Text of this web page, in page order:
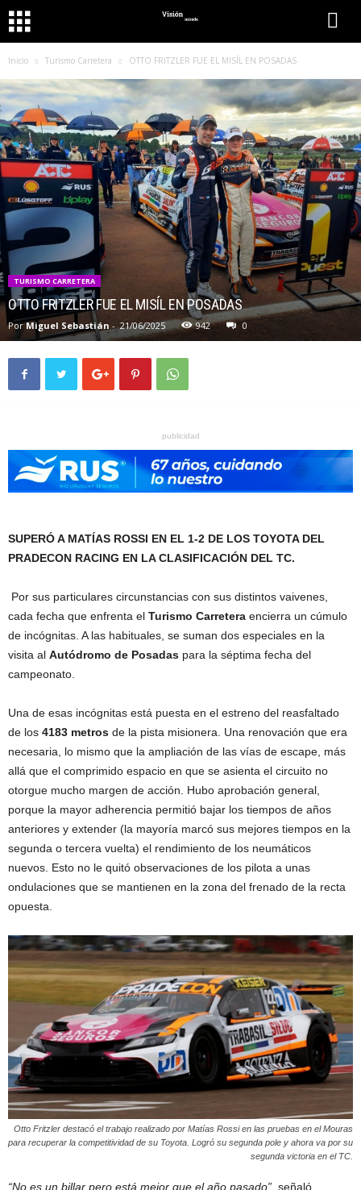
Inicio Turismo Carretera OTTO FRITZLER FUE EL MISÍL EN POSADAS
TURISMO CARRETERA
OTTO FRITZLER FUE EL MISÍL EN POSADAS
Por Miguel Sebastián - 21/06/2025 942 0
publicidad
SUPERÓ A MATÍAS ROSSI EN EL 1-2 DE LOS TOYOTA DEL
PRADECON RACING EN LA CLASIFICACIÓN DEL TC.
Por sus particulares circunstancias con sus distintos vaivenes,
cada fecha que enfrenta el Turismo Carretera encierra un cúmulo
de incógnitas. A las habituales, se suman dos especiales en la
visita al Autódromo de Posadas para la séptima fecha del
campeonato.
Una de esas incógnitas está puesta en el estreno del reasfaltado
de los 4183 metros de la pista misionera. Una renovación que era
necesaria, lo mismo que la ampliación de las vías de escape, más
allá que el comprimido espacio en que se asienta el circuito no
otorgue mucho margen de acción. Hubo aprobación general,
porque la mayor adherencia permitió bajar los tiempos de años
anteriores y extender (la mayoría marcó sus mejores tiempos en la
segunda o tercera vuelta) el rendimiento de los neumáticos
nuevos. Esto no le quitó observaciones de los pilota a unas
ondulaciones que se mantienen en la zona del frenado de la recta
opuesta.
Otto Fritzler destacó el trabajo realizado por Matías Rossi en las pruebas en el Mouras
para recuperar la competitividad de su Toyota. Logró su segunda pole y ahora va por su
segunda victoria en el TC.
“No es un billar pero está mejor que el año pasado”, señaló